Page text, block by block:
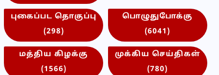
புகைப்பட தொகுப்பு
(298)
பொழுதுபோக்கு
(6041)
மத்திய கிழக்கு
(1566)
முக்கிய செய்திகள்
(780)